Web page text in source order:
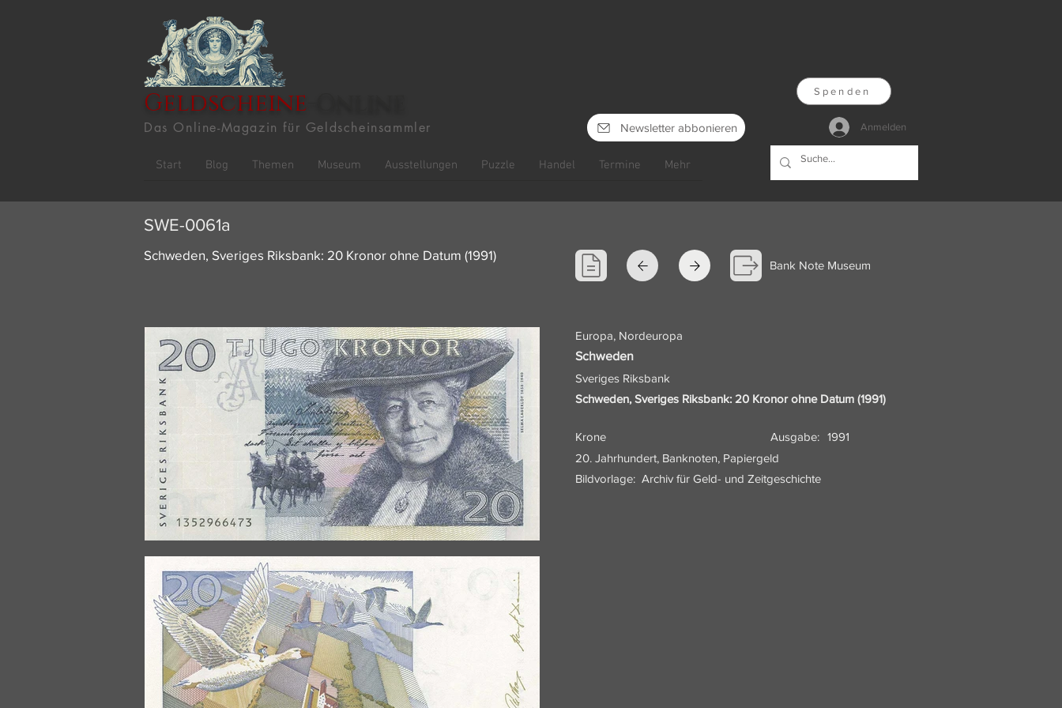
Geldscheine
Das Online-Magazin für Geldscheinsammler Newsletter abbonieren
Start Blog Themen Museum Ausstellungen Puzzle Handel Termine Mehr
Spenden
Anmelden
SWE-0061a
Schweden, Sveriges Riksbank: 20 Kronor ohne Datum (1991)
Bank Note Museum
Europa, Nordeuropa
Schweden
Sveriges Riksbank
Schweden, Sveriges Riksbank: 20 Kronor ohne Datum (1991)
Krone Ausgabe: 1991
20. Jahrhundert, Banknoten, Papiergeld
Bildvorlage: Archiv für Geld- und Zeitgeschichte